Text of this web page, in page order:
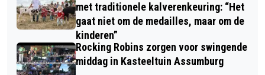
met traditionele kalverenkeuring: “Het
gaat niet om de medailles, maar om de
kinderen”
Rocking Robins zorgen voor swingende
middag in Kasteeltuin Assumburg